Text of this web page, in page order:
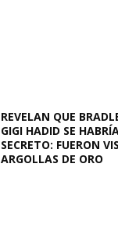
REVELAN QUE
GIGI HADID SE
SECRETO: FUERON
ARGOLLAS DE ORO